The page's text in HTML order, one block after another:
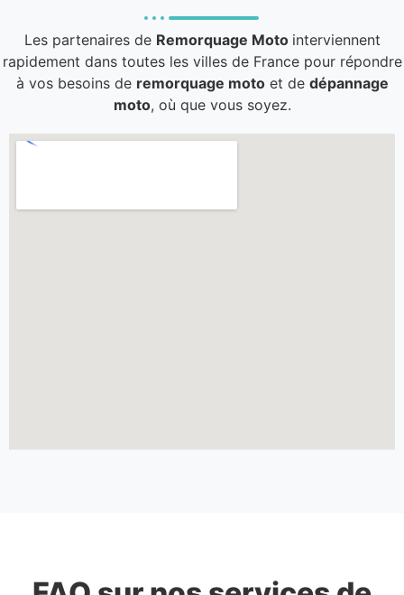
Les partenaires de Remorquage Moto interviennent
rapidement dans toutes les villes de France pour répondre
à vos besoins de remorquage motoet de dépannage
moto, où que vous soyez.